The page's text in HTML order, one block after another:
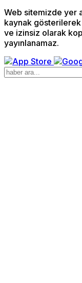
Web sitemizde yer
kaynak gösterilerek
ve izinsiz olarak
yayınlanamaz.